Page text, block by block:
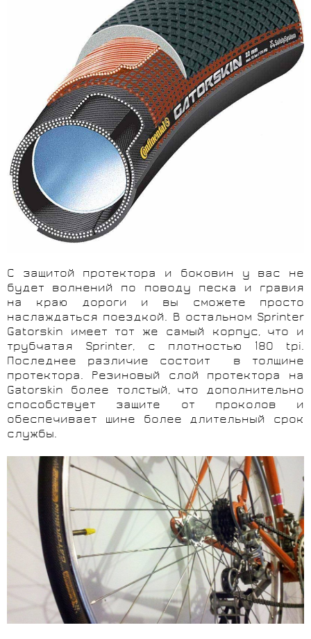
С защитой протектора и боковин у вас не
будет волнений по поводу песка и гравия
на краю дороги и вы сможете просто
наслаждаться поездкой. В остальном Sprinter
Gatorskin имеет тот же самый корпус, что и
трубчатая Sprinter, с плотностью 180 tpi.
Последнее различие состоит в толщине
протектора. Резиновый слой протектора на
Gatorskin более толстый, что дополнительно
способствует защите от проколов и
обеспечивает шине более длительный срок
службы.